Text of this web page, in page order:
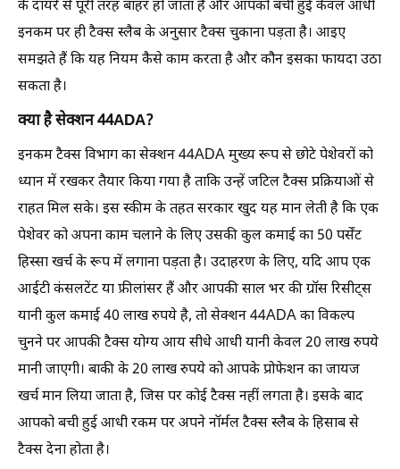
के दायरे से पूरी तरह बाहर हो जाता है और आपको बची हुई केवल आधी
इनकम पर ही टैक्स स्लैब के अनुसार टैक्स चुकाना पड़ता है। आइए
समझते हैं कि यह नियम कैसे काम करता है और कौन इसका फायदा उठा
सकता है।
क्या है सेक्शन 44ADA?
इनकम टैक्स विभाग का सेक्शन 44ADA मुख्य रूप से छोटे पेशेवरों को
ध्यान में रखकर तैयार किया गया है ताकि उन्हें जटिल टैक्स प्रक्रियाओं से
राहत मिल सके। इस स्कीम के तहत सरकार खुद यह मान लेती है कि एक
पेशेवर को अपना काम चलाने के लिए उसकी कुल कमाई का 50 पर्सेंट
हिस्सा खर्च के रूप में लगाना पड़ता है। उदाहरण के लिए, यदि आप एक
आईटी कंसलटेंट या फ्रीलांसर हैं और आपकी साल भर की ग्रॉस रिसीट्स
यानी कुल कमाई 40 लाख रुपये है, तो सेक्शन 44ADA का विकल्प
चुनने पर आपकी टैक्स योग्य आय सीधे आधी यानी केवल 20 लाख रुपये
मानी जाएगी। बाकी के 20 लाख रुपये को आपके प्रोफेशन का जायज
खर्च मान लिया जाता है, जिस पर कोई टैक्स नहीं लगता है। इसके बाद
आपको बची हुई आधी रकम पर अपने नॉर्मल टैक्स स्लैब के हिसाब से
टैक्स देना होता है।